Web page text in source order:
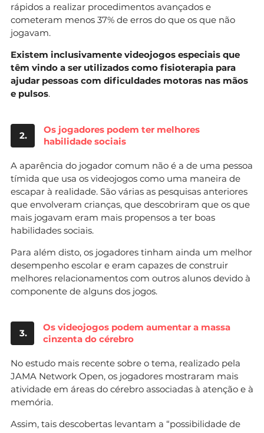
rápidos a realizar procedimentos avançados e
cometeram menos 37% de erros do que os que não
jogavam.
Existem inclusivamente videojogos especiais que
têm vindo a ser utilizados como fisioterapia para
ajudar pessoas com dificuldades motoras nas mãos
e pulsos.
2.
Os jogadores podem ter melhores
habilidade sociais
A aparência do jogador comum não é a de uma pessoa
tímida que usa os videojogos como uma maneira de
escapar à realidade. São várias as pesquisas anteriores
que envolveram crianças, que descobriram que os que
mais jogavam eram mais propensos a ter boas
habilidades sociais.
Para além disto, os jogadores tinham ainda um melhor
desempenho escolar e eram capazes de construir
melhores relacionamentos com outros alunos devido à
componente de alguns dos jogos.
3.
Os videojogos podem aumentar a massa
cinzenta do cérebro
No estudo mais recente sobre o tema, realizado pela
JAMA Network Open, os jogadores mostraram mais
atividade em áreas do cérebro associadas à atenção e à
memória.
Assim, tais descobertas levantam a “possibilidade de